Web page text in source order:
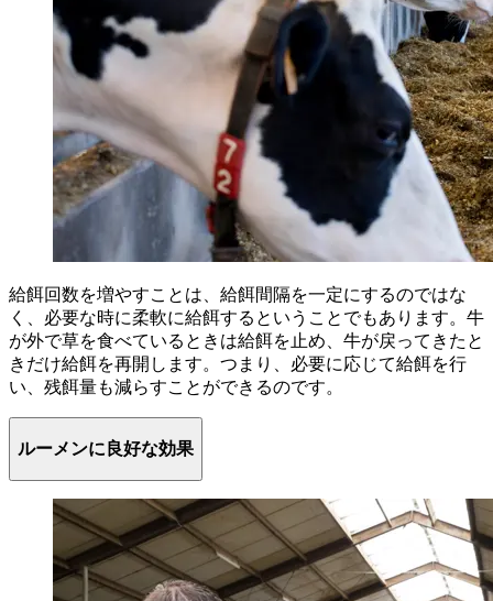
給餌回数を増やすことは、給餌間隔を一定にするのではな
く、必要な時に柔軟に給餌するということでもあります。牛
が外で草を食べているときは給餌を止め、牛が戻ってきたと
きだけ給餌を再開します。つまり、必要に応じて給餌を行
い、残餌量も減らすことができるのです。
ルーメンに良好な効果